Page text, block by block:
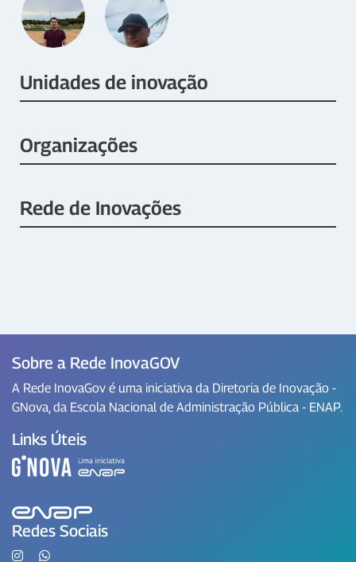
Unidades de inovação
Organizações
Rede de Inovações
Sobre a Rede InovaGOV
A Rede InovaGov é uma iniciativa da Diretoria de Inovação -
GNova, da Escola Nacional de Administração Pública - ENAP.
Links Úteis
Redes Sociais